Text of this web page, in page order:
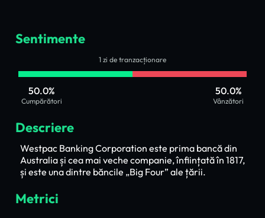
Sentimente
1 zi de tranzacționare
50.0%
Cumpărători
50.0%
Vânzători
Descriere
Westpac Banking Corporation este prima bancă din
Australia și cea mai veche companie, înființată în 1817,
și este una dintre băncile „Big Four” ale țării.
Metrici